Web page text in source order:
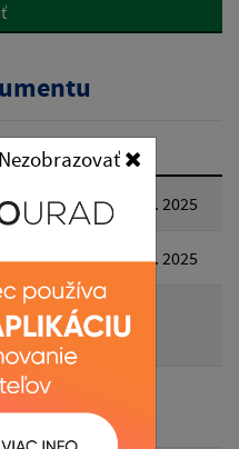
Nezobrazovať
Reset
dňa 14. 11. 2025
dňa 14. 11. 2025